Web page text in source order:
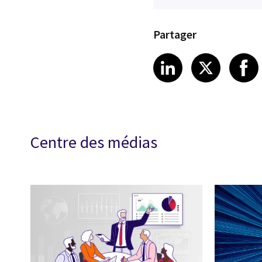
Partager
Share article
LinkedIn
Share
X
Centre des médias